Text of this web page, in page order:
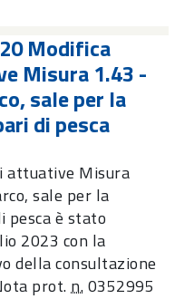
Modifica
Misura 1.43 -
sale per la
di pesca
attuative Misura
sale per la
pesca è stato
2023 con la
della consultazione
prot.n.0352995